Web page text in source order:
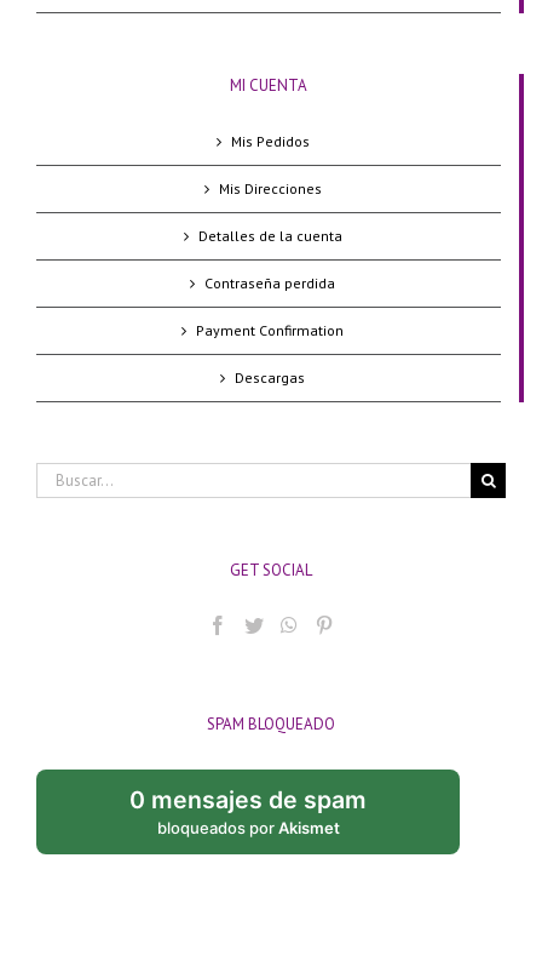
MI CUENTA
Mis Pedidos
Mis Direcciones
Detalles de la cuenta
Contraseña perdida
Payment Confirmation
Descargas
Buscar:
GET SOCIAL
SPAM BLOQUEADO
0 mensajes de spam
bloqueados porAkismet